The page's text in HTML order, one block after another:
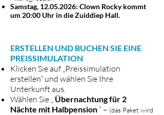
Samstag, 12.05.2026: Clown Rocky kommt
um 20:00 Uhr in die Zuiddiep Hall.
ERSTELLEN UND BUCHEN SIE EINE
PREISSIMULATION
Klicken Sie auf „Preissimulation
erstellen“ und wählen Sie Ihre
Unterkunft aus.
Wählen Sie „ Übernachtung für 2
Nächte mit Halbpension “ – (das Paket wird